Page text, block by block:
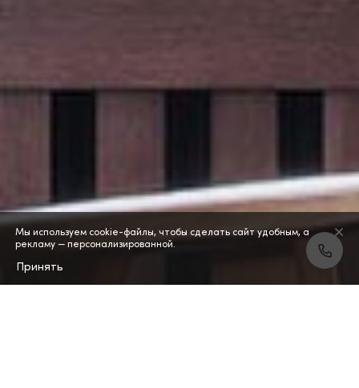
Мы используем cookie-файлы, чтобы сделать сайт удобным, а
рекламу — персонализированной.
Принять